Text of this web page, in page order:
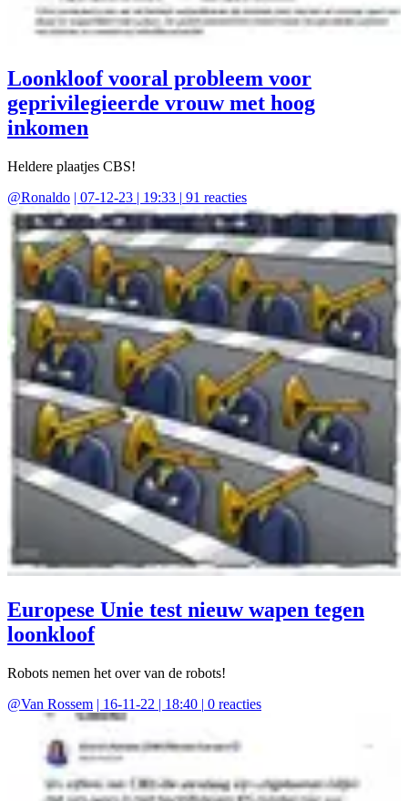
Loonkloof vooral probleem voor
geprivilegieerde vrouw met hoog
inkomen
Heldere plaatjes CBS!
@Ronaldo | 07-12-23 | 19:33 | 91 reacties
Europese Unie test nieuw wapen tegen
loonkloof
Robots nemen het over van de robots!
@Van Rossem | 16-11-22 | 18:40 | 0 reacties